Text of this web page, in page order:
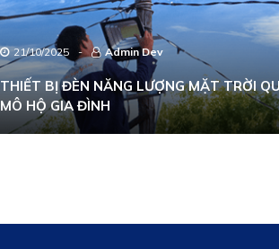
21/10/2025 - Admin Dev
THIẾT BỊ ĐÈN NĂNG LƯỢNG MẶT TRỜI
MÔ HỘ GIA ĐÌNH